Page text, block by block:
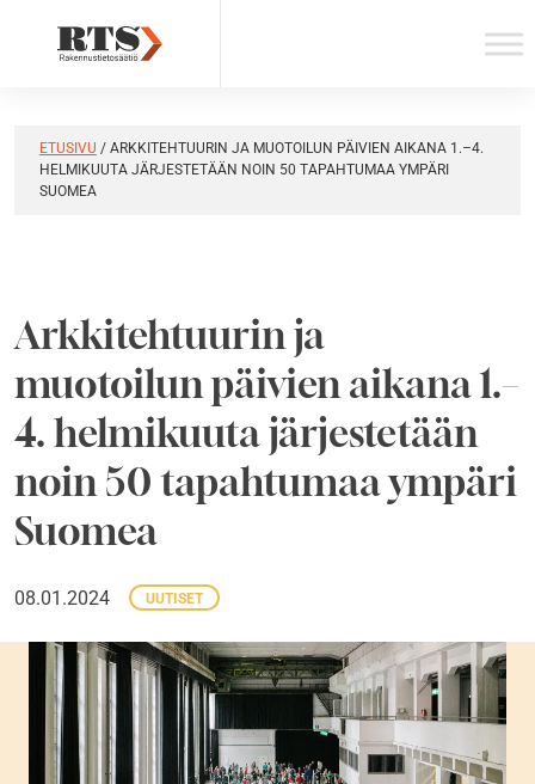
ETUSIVU / ARKKITEHTUURIN JA MUOTOILUN PÄIVIEN AIKANA 1.–4.
HELMIKUUTA JÄRJESTETÄÄN NOIN 50 TAPAHTUMAA YMPÄRI
SUOMEA
Arkkitehtuurin ja
muotoilun päivien aikana 1.–
4. helmikuuta järjestetään
noin 50 tapahtumaa ympäri
Suomea
08.01.2024 UUTISET